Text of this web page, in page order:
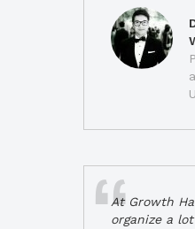
At Growth
organize a